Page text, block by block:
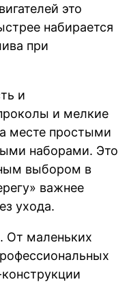
это
набирается
при
и
и мелкие
месте простыми
наборами. Это
выбором в
важнее
ухода.
От маленьких